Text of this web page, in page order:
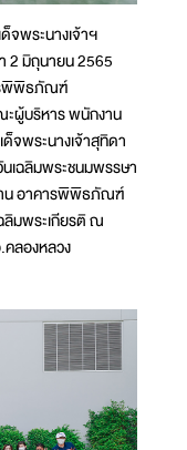
พระนางเจ้าฯ
2 มิถุนายน 2565
รพิพิธภัณฑ์
ผู้บริหาร พนักงาน
จพระนางเจ้าสุทิดา
เฉลิมพระชนมพรรษา
น อาคารพิพิธภัณฑ์
มพระเกียรติ ณ
ลองหลวง